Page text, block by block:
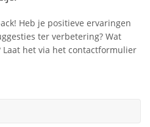
Heb je positieve ervaringen
ter verbetering? Wat
het via het contactformulier